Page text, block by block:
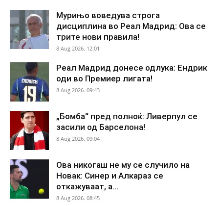
Мурињо воведува строга
дисциплина во Реал Мадрид: Ова се
трите нови правила!
8 Aug 2026. 12:01
Реал Мадрид донесе одлука: Ендрик
оди во Премиер лигата!
8 Aug 2026. 09:43
„Бомба“ пред полноќ: Ливерпул се
засили од Барселона!
8 Aug 2026. 09:04
Ова никогаш не му се случило на
Новак: Синер и Алкараз се
откажуваат, а...
8 Aug 2026. 08:45